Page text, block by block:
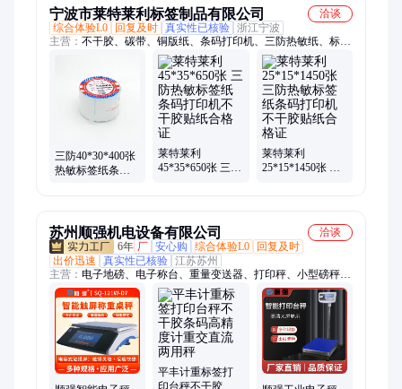
宁波市莱特莱利标签制品有限公司
洽谈
综合体验L0
回复及时 真实性已核验 浙江宁波
主营： 不干胶、碳带、铜版纸、条码打印机、三防热敏纸、标签
纸、色带、彩色标签、哑银纸、贴纸、合成纸
三防40*30*400张
热敏标签纸条码
莱特莱利
45*35*650张 三防
莱特莱利
25*15*1450张 三
苏州顺强机电设备有限公司
洽谈
6年 厂 安心购 综合体验L0
回复及时
出价迅速
真实性已核验 江苏苏州
主营： 电子地磅、电子称台、重量变送器、打印秤、小型磅秤、
电子台秤、计重电子秤、精密电子秤、电子天平秤、防水电子计
数秤、配料秤、皮带检重秤、失重秤、电子天平称、高精度称重
模块、称重传感器、测力传感器、扭矩传感器、称重模块、波纹
管传感器、无人智能称重货架、金属检测机、喂料机、应变片称
重传感器、轮式称重传感器
平丰计重标签打